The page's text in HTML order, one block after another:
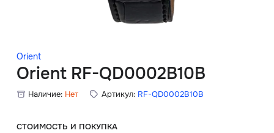
Orient
Orient RF-QD0002B10B
Наличие: Нет Артикул: RF-QD0002B10B
СТОИМОСТЬ И ПОКУПКА
Скидки
Главная
О нас